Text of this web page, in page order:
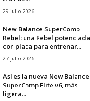
29 julio 2026
New Balance SuperComp
Rebel: una Rebel potenciada
con placa para entrenar...
27 julio 2026
Así es la nueva New Balance
SuperComp Elite v6, más
ligera...